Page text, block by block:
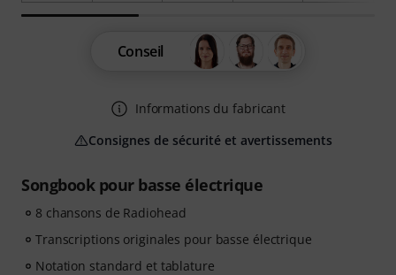
Songbook pour basse électrique
8 chansons de Radiohead
Transcriptions originales pour basse électrique
Notation standard et tablature
Conseil
Informations du fabricant
Consignes de sécurité et avertissements